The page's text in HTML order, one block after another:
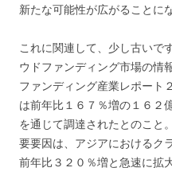
新たな可能性が広がることに
これに関連して、少し古いで
ウドファンディング市場の情
ファンディング産業レポート
は前年比１６７％増の１６２
を通じて調達されたとのこと
要要因は、アジアにおけるク
前年比３２０％増と急速に拡